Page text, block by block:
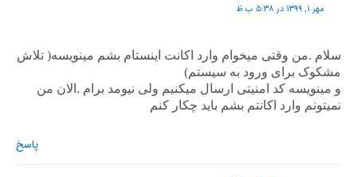
مهر ۱, ۱۳۹۹ در ۵:۳۸ ب.ظ
سلام .من وقتی میخوام وارد اکانت اینستام بشم مینویسه( تلاش
مشکوک برای ورود به سیستم)
و مینویسه کد امنیتی ارسال میکنیم ولی نیومد برام .الان من
نمیتونم وارد اکانتم بشم باید چکار کنم
پاسخ